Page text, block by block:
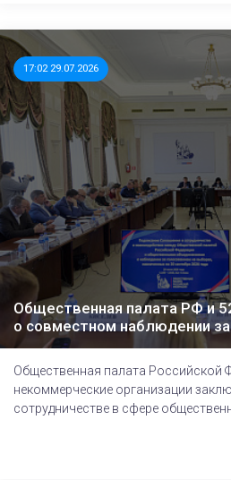
17:02 29.07.2026
Общественная палата РФ и
о совместном наблюдении
Общественная палата Российской
некоммерческие организации
сотрудничестве в сфере